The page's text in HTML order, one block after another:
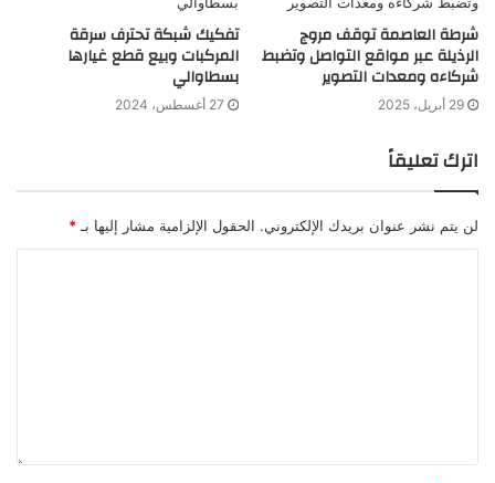
شرطة العاصمة توقف مروج
الرذيلة عبر مواقع التواصل وتضبط
شركاءه ومعدات التصوير
29 أبريل، 2025
تفكيك شبكة تحترف سرقة
المركبات وبيع قطع غيارها
بسطاوالي
27 أغسطس، 2024
اترك تعليقاً
لن يتم نشر عنوان بريدك الإلكتروني. الحقول الإلزامية مشار إليها بـ *